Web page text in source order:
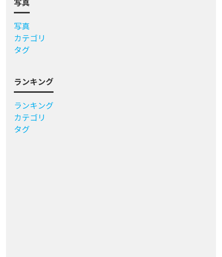
写真
カテゴリ
タグ
ランキング
ランキング
カテゴリ
タグ